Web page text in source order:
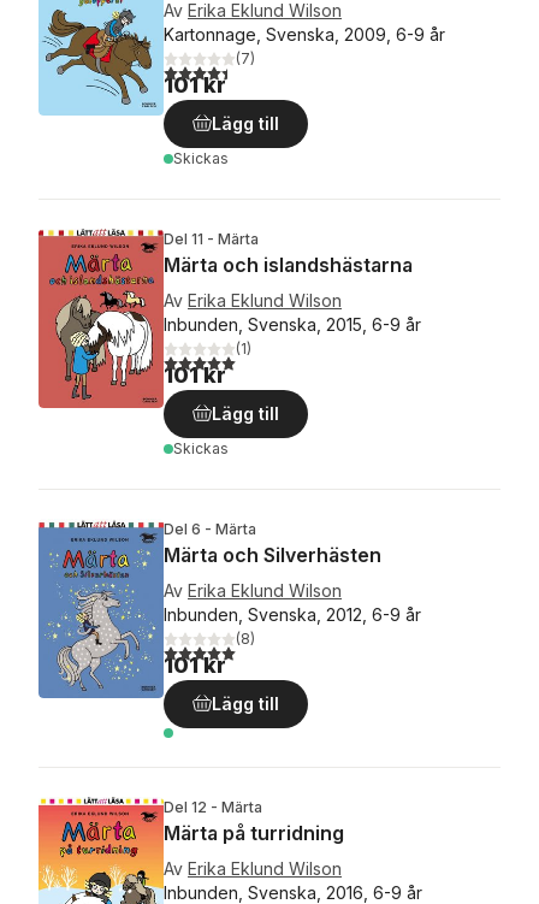
Av Erika Eklund Wilson
Kartonnage, Svenska, 2009, 6-9 år
4,4utav 5 stjärnor. Totalt antal röster:
(7)
101 kr
Lägg till
Skickas
Del 11 - Märta
Märta och islandshästarna
Av Erika Eklund Wilson
Inbunden, Svenska, 2015, 6-9 år
5,0utav 5 stjärnor. Totalt antal röster:
(1)
101 kr
Lägg till
Skickas
Del 6 - Märta
Märta och Silverhästen
Av Erika Eklund Wilson
Inbunden, Svenska, 2012, 6-9 år
5,0utav 5 stjärnor. Totalt antal röster:
(8)
101 kr
Lägg till
Del 12 - Märta
Märta på turridning
Av Erika Eklund Wilson
Inbunden, Svenska, 2016, 6-9 år